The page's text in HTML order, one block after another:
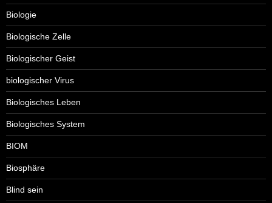
Biologie
Biologische Zelle
Biologischer Geist
biologischer Virus
Biologisches Leben
Biologisches System
BIOM
Biosphäre
Blind sein